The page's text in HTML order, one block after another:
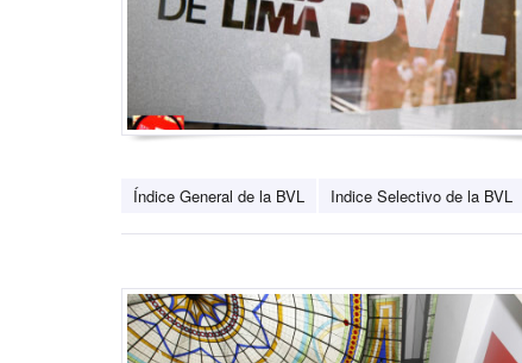
Índice General de la BVL Indice Selectivo de la BVL